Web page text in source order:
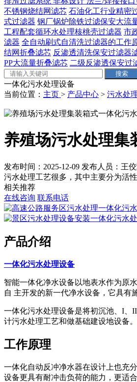
不锈钢烧结网滤芯 石油化工行业精密
式过滤器 钢厂锅炉除铁过滤保安大流
工程配套循环水处理核桃壳过滤器 市
滤器 全自动刷式自清洗过滤器的工作
结网折叠滤芯 反渗透清洗保安过滤器
PP大流量折叠滤芯 二级反渗透保安过
一体化污水处理设备
当前位置： 主页 > 产品中心 > 污水处
养殖场污水处理集
发布时间：2025-12-09 发布人员：王佼
污水处理工艺很多，其中主要分为活
相关推荐
在线咨询 联系电话
产品介绍
一体化污水处理设备
智能一体化净水设备以地表水作为原
自 主开发的新一代净水设备，它具有
一体化污水处理设备是将初沉池、I、
计污水处理工艺和做基础建设地设备。
工作原理
一体化自动反冲净水器在设计上也充
设备更具有耐冲击负荷的能力，更适